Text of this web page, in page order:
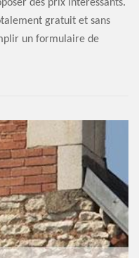
des prix intéressants.
gratuit et sans
un formulaire de